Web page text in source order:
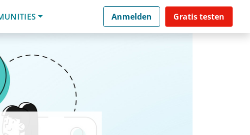
Anmelden Gratis testen